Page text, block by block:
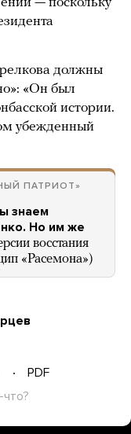
должны
«Он был
истории.
убежденный
ПАТРИОТ»
знаем
Но им же
восстания
«Расемона»)
PDF